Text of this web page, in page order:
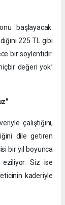
başlayacak.
225 TL gibi
bir söylentidir.
değeri yok.’
çalıştığını,
dile getiren
bir yıl boyunca
eziliyor. Siz ise
kaderiyle